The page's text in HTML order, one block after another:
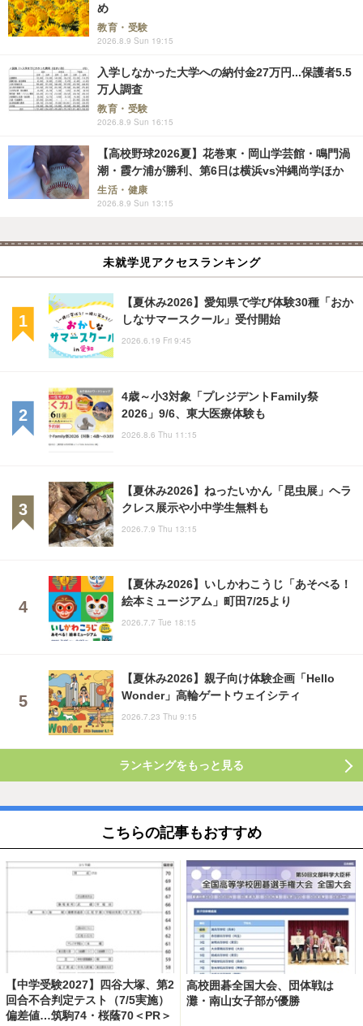
め
教育・受験
2026.8.9 Sun 19:15
入学しなかった大学への納付金27万円...保護者5.5
万人調査
教育・受験
2026.8.9 Sun 16:15
【高校野球2026夏】花巻東・岡山学芸館・鳴門渦
潮・霞ケ浦が勝利、第6日は横浜vs沖縄尚学ほか
生活・健康
2026.8.9 Sun 13:15
未就学児アクセスランキング
【夏休み2026】愛知県で学び体験30種「おか
しなサマースクール」受付開始
2026.6.19 Fri 9:45
4歳～小3対象「プレジデントFamily祭
2026」9/6、東大医療体験も
2026.8.6 Thu 11:15
【夏休み2026】ねったいかん「昆虫展」ヘラ
クレス展示や小中学生無料も
2026.7.9 Thu 13:15
【夏休み2026】いしかわこうじ「あそべる！
絵本ミュージアム」町田7/25より
2026.7.7 Tue 18:15
【夏休み2026】親子向け体験企画「Hello
Wonder」高輪ゲートウェイシティ
2026.7.23 Thu 9:15
ランキングをもっと見る
こちらの記事もおすすめ
【中学受験2027】四谷大塚、第2
回合不合判定テスト（7/5実施）
偏差値…筑駒74・桜蔭70＜PR＞
高校囲碁全国大会、団体戦は
灘・南山女子部が優勝